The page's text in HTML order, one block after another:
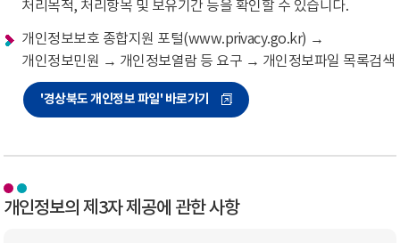
처리목적, 처리항목 및 보유기간 등을 확인할 수 있습니다.
개인정보보호 종합지원 포털(www.privacy.go.kr) →
개인정보민원 → 개인정보열람 등 요구 → 개인정보파일 목록검색
'경상북도 개인정보 파일' 바로가기
개인정보의 제3자 제공에 관한 사항